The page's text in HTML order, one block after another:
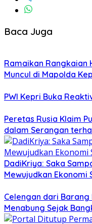
Baca Juga
Ramaikan Rangkaian
Muncul di Mapolda
PWI Kepri Buka
Peretas Rusia Klaim
dalam Serangan
DadiKriya: Saka
Mewujudkan
Celengan dari Barang
Menabung Sejak